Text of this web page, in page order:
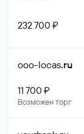
232 700 ₽
ooo-locas.ru
11 700 ₽
Возможен торг